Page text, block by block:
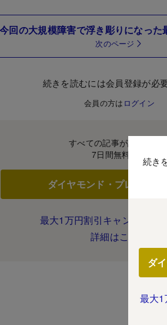
今回の大規模障害で浮き彫りになった
次のページ
続きを読むには会員登録が必要
会員の方は ログイン
すべての記事が読み放題！
7日間無料体験
ダイヤモンド・プレミアム
最大1万円割引キャンペーン
詳細はこちら
続き
ダ
最大1